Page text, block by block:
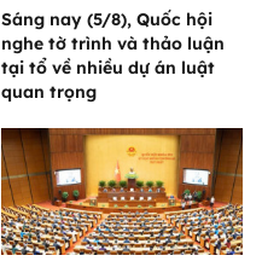
Sáng nay (5/8), Quốc hội
nghe tờ trình và thảo luận
tại tổ về nhiều dự án luật
quan trọng